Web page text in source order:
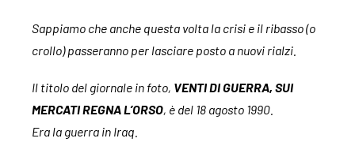
Sappiamo che anche questa volta la crisi e il ribasso (o
crollo) passeranno per lasciare posto a nuovi rialzi.
Il titolo del giornale in foto, VENTI DI GUERRA, SUI
MERCATI REGNA L’ORSO, è del 18 agosto 1990.
Era la guerra in Iraq.